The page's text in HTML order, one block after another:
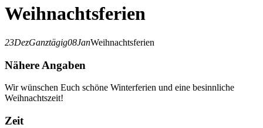
Weihnachtsferien
23DezGanztägig08JanWeihnachtsferien
Nähere Angaben
Wir wünschen Euch schöne Winterferien und eine besinnliche
Weihnachtszeit!
Zeit